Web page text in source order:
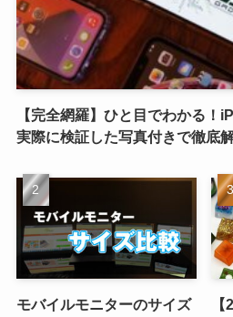
【完全網羅】ひと目でわかる！
実際に検証した写真付きで徹底
モバイルモニターのサイズ